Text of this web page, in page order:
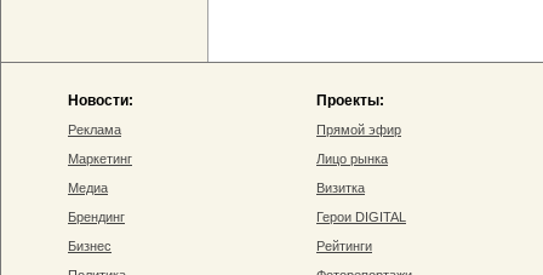
Новости:
Реклама
Маркетинг
Медиа
Брендинг
Бизнес
Проекты:
Прямой эфир
Лицо рынка
Визитка
Герои DIGITAL
Рейтинги